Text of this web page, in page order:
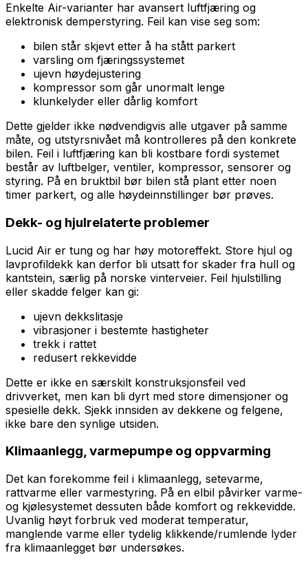
Enkelte Air-varianter har avansert luftfjæring og
elektronisk demperstyring. Feil kan vise seg som:
bilen står skjevt etter å ha stått parkert
varsling om fjæringssystemet
ujevn høydejustering
kompressor som går unormalt lenge
klunkelyder eller dårlig komfort
Dette gjelder ikke nødvendigvis alle utgaver på samme
måte, og utstyrsnivået må kontrolleres på den konkrete
bilen. Feil i luftfjæring kan bli kostbare fordi systemet
består av luftbelger, ventiler, kompressor, sensorer og
styring. På en bruktbil bør bilen stå plant etter noen
timer parkert, og alle høydeinnstillinger bør prøves.
Dekk- og hjulrelaterte problemer
Lucid Air er tung og har høy motoreffekt. Store hjul og
lavprofildekk kan derfor bli utsatt for skader fra hull og
kantstein, særlig på norske vinterveier. Feil hjulstilling
eller skadde felger kan gi:
ujevn dekkslitasje
vibrasjoner i bestemte hastigheter
trekk i rattet
redusert rekkevidde
Dette er ikke en særskilt konstruksjonsfeil ved
drivverket, men kan bli dyrt med store dimensjoner og
spesielle dekk. Sjekk innsiden av dekkene og felgene,
ikke bare den synlige utsiden.
Klimaanlegg, varmepumpe og oppvarming
Det kan forekomme feil i klimaanlegg, setevarme,
rattvarme eller varmestyring. På en elbil påvirker varme-
og kjølesystemet dessuten både komfort og rekkevidde.
Uvanlig høyt forbruk ved moderat temperatur,
manglende varme eller tydelig klikkende/rumlende lyder
fra klimaanlegget bør undersøkes.